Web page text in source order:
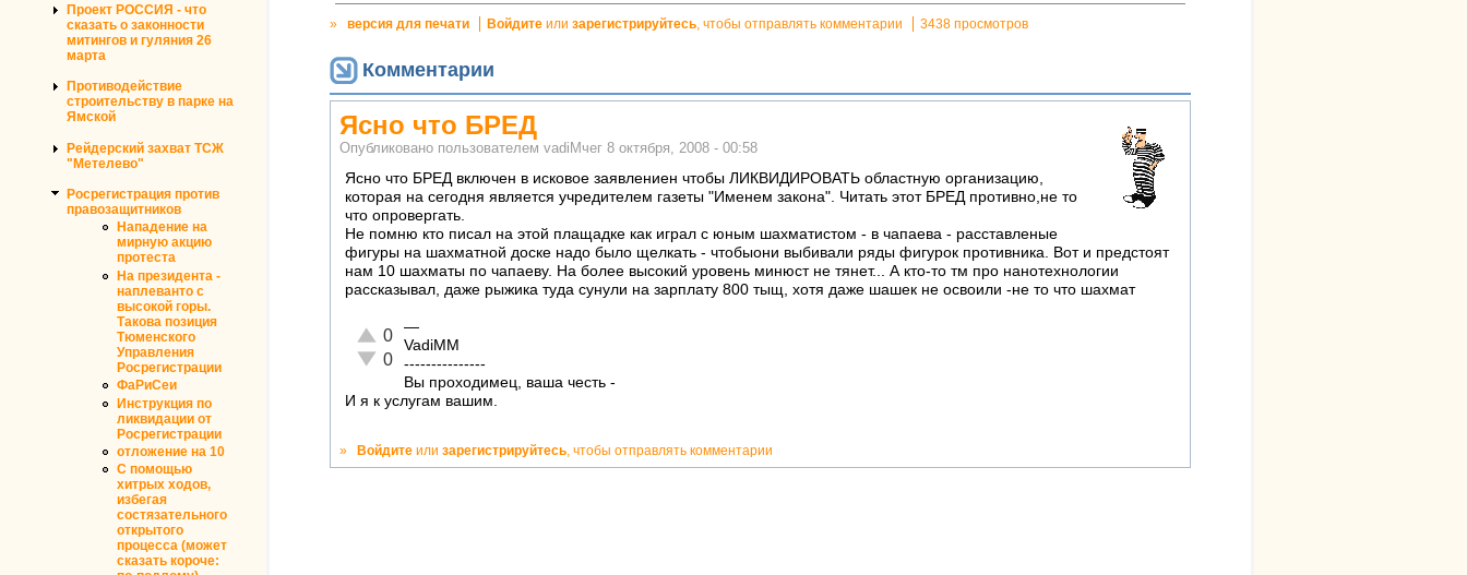
Проект РОССИЯ - что
сказать о законности
митингов и гуляния 26
марта
Противодействие
строительству в парке на
Ямской
Рейдерский захват ТСЖ
"Метелево"
Росрегистрация против
правозащитников
Нападение на
мирную акцию
протеста
На президента -
наплеванто с
высокой горы.
Такова позиция
Тюменского
Управления
Росрегистрации
ФаРиСеи
Инструкция по
ликвидации от
Росрегистрации
отложение на 10
С помощью
хитрых ходов,
избегая
состязательного
открытого
процесса (может
сказать короче:
» версия для печати Войдите или зарегистрируйтесь, чтобы отправлять комментарии 3438 просмотров
Комментарии
Ясно что БРЕД
Опубликовано пользователем vadiMчег 8 октября, 2008 - 00:58
Ясно что БРЕД включен в исковое заявлениен чтобы ЛИКВИДИРОВАТЬ областную организацию,
которая на сегодня является учредителем газеты "Именем закона". Читать этот БРЕД противно,не то
что опровергать.
Не помню кто писал на этой плащадке как играл с юным шахматистом - в чапаева - расставленые
фигуры на шахматной доске надо было щелкать - чтобыони выбивали ряды фигурок противника. Вот и предстоят
нам 10 шахматы по чапаеву. На более высокий уровень минюст не тянет... А кто-то тм про нанотехнологии
рассказывал, даже рыжика туда сунули на зарплату 800 тыщ, хотя даже шашек не освоили -не то что шахмат
Отлично!
0
Неадекватно!
0
—
VadiMM
---------------
Вы проходимец, ваша честь -
И я к услугам вашим.
» Войдите или зарегистрируйтесь , чтобы отправлять комментарии